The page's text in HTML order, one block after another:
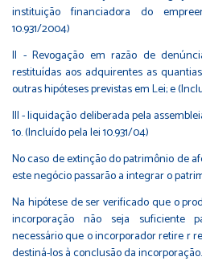
instituição financiadora do
10.931/2004)
II - Revogação em razão de
restituídas aos adquirentes as
outras hipóteses previstas em Lei; e
III - liquidação deliberada pela
1o. (Incluído pela lei 10.931/04)
No caso de extinção do patrimônio de
este negócio passarão a integrar o
Na hipótese de ser verificado que o
incorporação não seja suficiente
necessário que o incorporador retire r
destiná-los à conclusão da incorporação.